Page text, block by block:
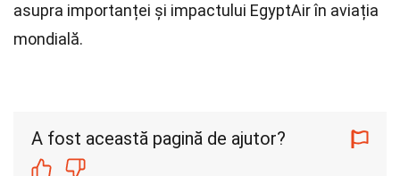
asupra importanței și impactului EgyptAir în aviația
mondială.
A fost această pagină de ajutor?